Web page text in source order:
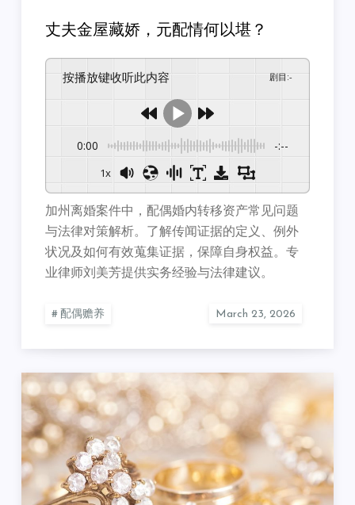
丈夫金屋藏娇，元配情何以堪？
按播放键收听此内容 剧目 :-
0:00 -:--
1x
加州离婚案件中，配偶婚内转移资产常见问题
与法律对策解析。了解传闻证据的定义、例外
状况及如何有效蒐集证据，保障自身权益。专
业律师刘美芳提供实务经验与法律建议。
配偶赡养